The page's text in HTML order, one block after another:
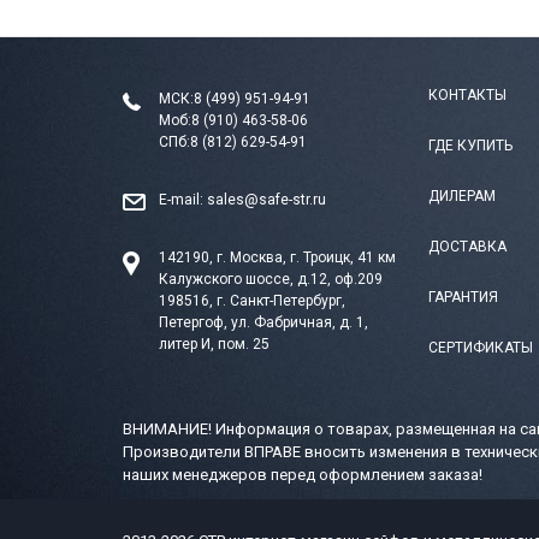
МСК:8 (499) 951-94-91
Моб:8 (910) 463-58-06
СПб:8 (812) 629-54-91
E-mail: sales@safe-str.ru
142190, г. Москва, г. Троицк, 41 км
Калужского шоссе, д.12, оф.209
198516, г. Санкт-Петербург,
Петергоф, ул. Фабричная, д. 1,
литер И, пом. 25
КОНТАКТЫ
ГДЕ КУПИТЬ
ДИЛЕРАМ
ДОСТАВКА
ГАРАНТИЯ
СЕРТИФИКАТЫ
ВНИМАНИЕ! Информация о товарах, размещенная на
Производители ВПРАВЕ вносить изменения в
наших менеджеров перед оформлением заказа!